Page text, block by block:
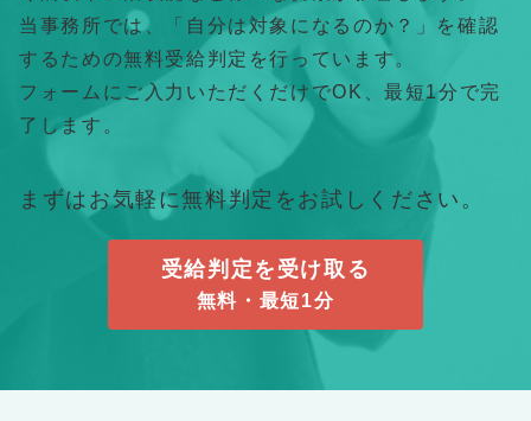
当事務所では、「自分は対象になるのか？」を確認
するための無料受給判定を行っています。
フォームにご入力いただくだけでOK、最短1分で完
了します。
まずはお気軽に無料判定をお試しください。
受給判定を受け取る
無料・最短1分